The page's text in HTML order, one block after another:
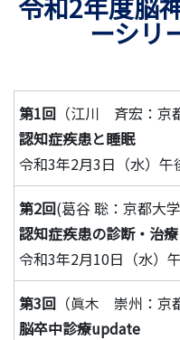
令和2年度脳
ーシリ
第1回 （江川 斉宏：京
認知症疾患と睡眠
令和3年2月3日（水）午
第2回(葛谷 聡：京都大
認知症疾患の診断・治
令和3年2月10日（水）
第3回 （眞木 崇州：京
脳卒中診療update